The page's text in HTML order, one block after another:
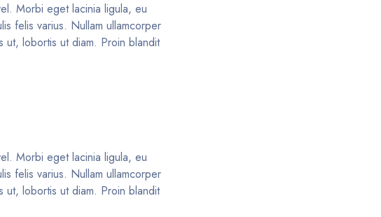
Morbi eget lacinia ligula, eu
felis varius. Nullam ullamcorper
ut, lobortis ut diam. Proin blandit
Morbi eget lacinia ligula, eu
felis varius. Nullam ullamcorper
ut, lobortis ut diam. Proin blandit